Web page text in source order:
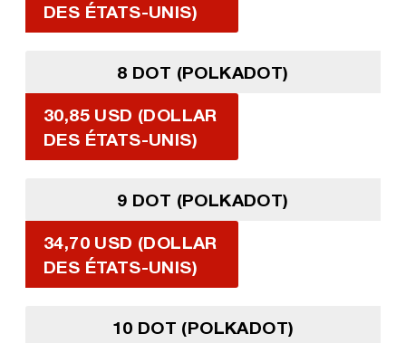
DES ÉTATS-UNIS)
8 DOT (POLKADOT)
30,85 USD (DOLLAR
DES ÉTATS-UNIS)
9 DOT (POLKADOT)
34,70 USD (DOLLAR
DES ÉTATS-UNIS)
10 DOT (POLKADOT)